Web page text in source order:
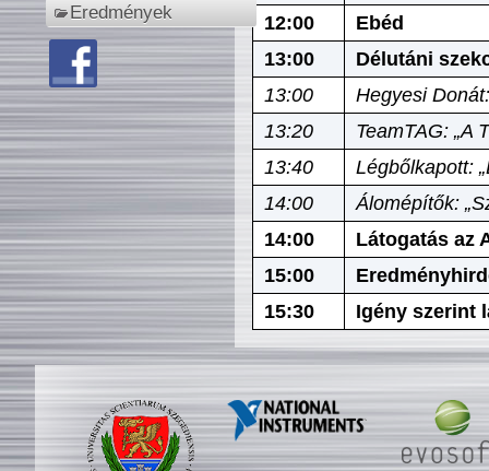
Eredmények
12:00
Ebéd
13:00
Délutáni
13:00
Hegyesi
13:20
TeamTAG: „A
13:40
Légbőlkapott:
14:00
Álomépítők:
14:00
Látogatás az
15:00
15:30
Igény szerint